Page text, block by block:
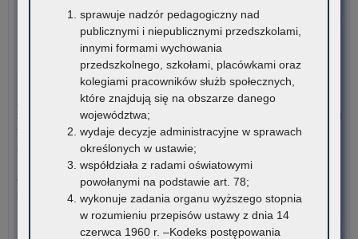
7 sierpnia 2026
Informacja o liczbie wolnych miejsc na semestr pierwszy klas I
publicznych szkół policealnych, branżowych szkół II stopnia i
szkół dla dorosłych (publicznych liceów ogólnokształcących) na
terenie województwa małopolskiego – rekrutacja na rok
szkolny 2026/2027
Załączniki Informacja o liczbie wolnych miejsc na semestr
pierwszy klas…
Czytaj więcej
sprawuje nadzór pedagogiczny nad
publicznymi i niepublicznymi przedszkolami,
innymi formami wychowania
przedszkolnego, szkołami, placówkami oraz
kolegiami pracowników służb społecznych,
które znajdują się na obszarze danego
województwa;
wydaje decyzje administracyjne w sprawach
określonych w ustawie;
współdziała z radami oświatowymi
powołanymi na podstawie art. 78;
wykonuje zadania organu wyższego stopnia
w rozumieniu przepisów ustawy z dnia 14
czerwca 1960 r. –Kodeks postępowania